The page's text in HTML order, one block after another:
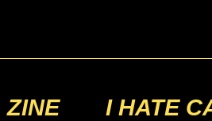
ZINE I HATE